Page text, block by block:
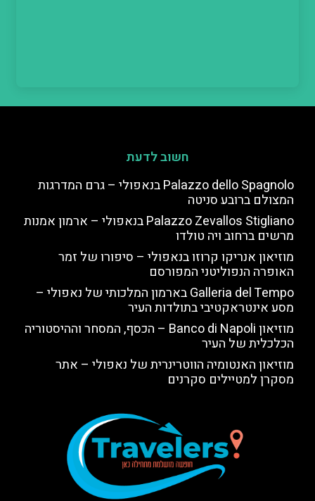
חשוב לדעת
Palazzo dello Spagnolo בנאפולי – גרם המדרגות
המצולם ברובע סניטה
Palazzo Zevallos Stigliano בנאפולי – ארמון אמנות
מרשים ברחוב ויה טולדו
מוזיאון אנריקו קרוזו בנאפולי – סיפורו של זמר
האופרה הנפוליטני המפורסם
Galleria del Tempo בארמון המלכותי של נאפולי –
מסע אינטראקטיבי בתולדות העיר
מוזיאון Banco di Napoli – הכסף, המסחר וההיסטוריה
הכלכלית של העיר
מוזיאון האנטומיה הווטרינרית של נאפולי – אתר
מסקרן למטיילים סקרנים